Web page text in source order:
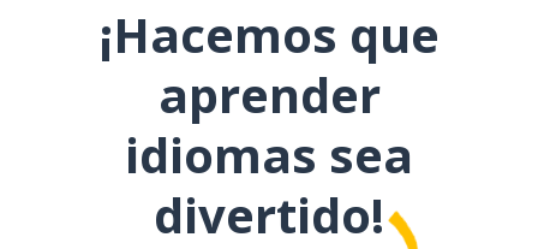
¡Hacemos que
aprender
idiomas sea
divertido!